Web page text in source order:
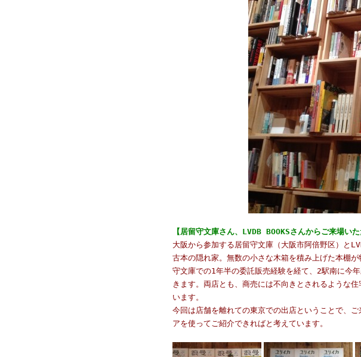
【居留守文庫さん、LVDB BOOKSさんからご来場い
大阪から参加する居留守文庫（大阪市阿倍野区）と
古本の隠れ家。無数の小さな木箱を積み上げた本棚
守文庫での1年半の委託販売経験を経て、2駅南に今
きます。両店とも、商売には不向きとされるような
います。
今回は店舗を離れての東京での出店ということで、
アを使ってご紹介できればと考えています。